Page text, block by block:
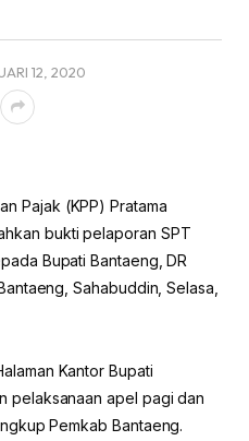
12, 2020
Pajak (KPP) Pratama
bukti pelaporan SPT
Bupati Bantaeng, DR
Sahabuddin, Selasa,
Kantor Bupati
pelaksanaan apel pagi dan
Pemkab Bantaeng.